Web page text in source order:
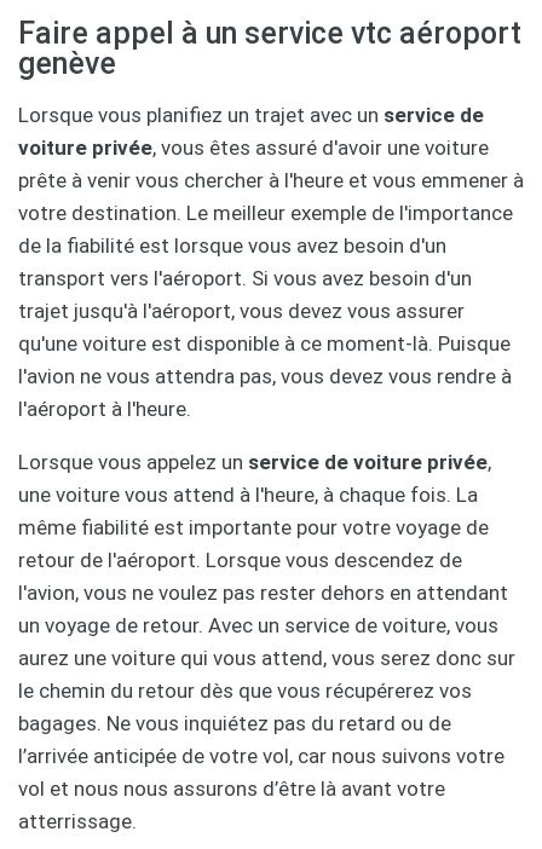
Faire appel à un service vtc aéroport
genève
Lorsque vous planifiez un trajet avec un service de
voiture privée, vous êtes assuré d'avoir une voiture
prête à venir vous chercher à l'heure et vous emmener à
votre destination. Le meilleur exemple de l'importance
de la fiabilité est lorsque vous avez besoin d'un
transport vers l'aéroport. Si vous avez besoin d'un
trajet jusqu'à l'aéroport, vous devez vous assurer
qu'une voiture est disponible à ce moment-là. Puisque
l'avion ne vous attendra pas, vous devez vous rendre à
l'aéroport à l'heure.
Lorsque vous appelez un service de voiture privée,
une voiture vous attend à l'heure, à chaque fois. La
même fiabilité est importante pour votre voyage de
retour de l'aéroport. Lorsque vous descendez de
l'avion, vous ne voulez pas rester dehors en attendant
un voyage de retour. Avec un service de voiture, vous
aurez une voiture qui vous attend, vous serez donc sur
le chemin du retour dès que vous récupérerez vos
bagages. Ne vous inquiétez pas du retard ou de
l’arrivée anticipée de votre vol, car nous suivons votre
vol et nous nous assurons d’être là avant votre
atterrissage.